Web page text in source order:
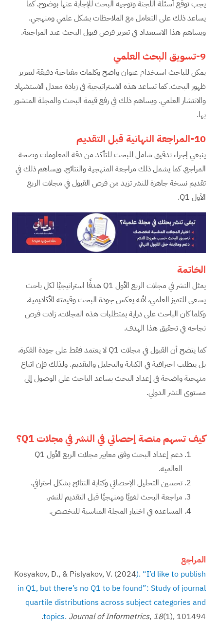
يجب توقع أسئلة اللجنة وتوجيه البحث للإجابة عنها بوضوح. كما
يساعد ذلك على التعامل مع الملاحظات بشكل علمي ومنهجي.
ويساهم هذا الاستعداد في تعزيز فرص قبول البحث عند المراجعة.
9-تسويق البحث العلمي
يمكن للباحث استخدام عنوان واضح وكلمات مفتاحية دقيقة لتعزيز
ظهور البحث. كما تساعد هذه الاستراتيجية في زيادة معدل الاستشهاد
والانتشار العلمي. ويساهم ذلك في رفع قيمة البحث والمجلة المنشور
بها.
10-المراجعة النهائية قبل التقديم
ينبغي إجراء تدقيق شامل للبحث للتأكد من دقة المعلومات وصحة
المراجع. كما يشمل ذلك مراجعة المنهجية والنتائج. ويساهم ذلك في
تقديم نسخة جاهزة للنشر تزيد من فرص القبول في مجلات الربع
الأول Q1.
الخاتمة
يمثل النشر في مجلات الربع الأول Q1 هدفًا استراتيجيًا لكل باحث
يسعى للتميز العلمي، لأنه يعكس جودة البحث وقيمته الأكاديمية.
وكلما كان الباحث على دراية بمتطلبات هذه المجلات، زادت فرص
نجاحه في تحقيق هذا الهدف.
كما يتضح أن القبول في مجلات Q1 لا يعتمد فقط على جودة الفكرة،
بل يتطلب احترافية في الكتابة والتحليل والتقديم. ولذلك فإن اتباع
منهجية واضحة في إعداد البحث يساعد الباحث على الوصول إلى
مستوى النشر الدولي.
كيف تسهم منصة إحصائي في النشر في مجلات ؟
دعم إعداد البحث وفق معايير مجلات الربع الأول Q1
العالمية.
تحسين التحليل الإحصائي وكتابة النتائج بشكل احترافي.
مراجعة البحث لغويًا ومنهجيًا قبل التقديم للنشر.
المساعدة في اختيار المجلة المناسبة للتخصص.
المراجع
Kosyakov, D., & Pislyakov, V. (2024). “I’d like to publish
in Q1, but there’s no Q1 to be found”: Study of journal
quartile distributions across subject categories and
topics. Journal of Informetrics, 18(1), 101494.‏